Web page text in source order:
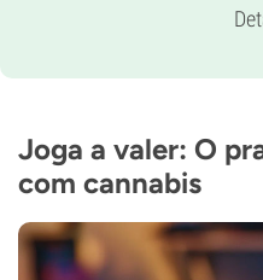
Tempo de floração
19%
CBD
0-1%
Tipo de floração
Período de luz
Joga a valer: O
com cannabis